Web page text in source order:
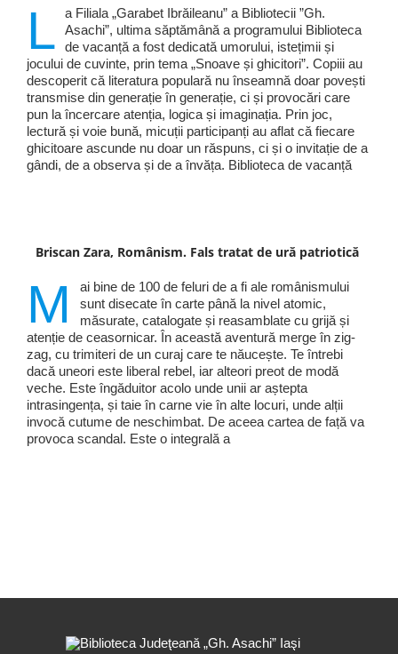
L
a Filiala „Garabet Ibrăileanu” a Bibliotecii ”Gh.
Asachi”, ultima săptămână a programului Biblioteca
de vacanță a fost dedicată umorului, istețimii și
jocului de cuvinte, prin tema „Snoave și ghicitori”. Copiii au
descoperit că literatura populară nu înseamnă doar povești
transmise din generație în generație, ci și provocări care
pun la încercare atenția, logica și imaginația. Prin joc,
lectură și voie bună, micuții participanți au aflat că fiecare
ghicitoare ascunde nu doar un răspuns, ci și o invitație de a
gândi, de a observa și de a învăța. Biblioteca de vacanță
Briscan Zara, Românism. Fals tratat de ură patriotică
M
ai bine de 100 de feluri de a fi ale românismului
sunt disecate în carte până la nivel atomic,
măsurate, catalogate și reasamblate cu grijă și
atenție de ceasornicar. În această aventură merge în zig-
zag, cu trimiteri de un curaj care te năucește. Te întrebi
dacă uneori este liberal rebel, iar alteori preot de modă
veche. Este îngăduitor acolo unde unii ar aștepta
intrasingența, și taie în carne vie în alte locuri, unde alții
invocă cutume de neschimbat. De aceea cartea de față va
provoca scandal. Este o integrală a